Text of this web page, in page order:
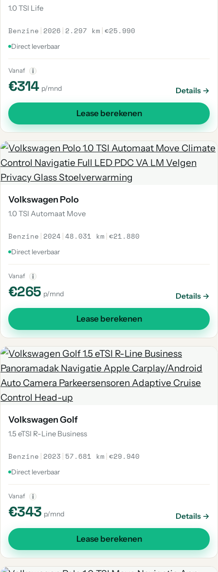
1.0 TSI Life
Benzine | 2026 | 2.297 km |€25.990
Direct leverbaar
Vanaf i
€314 p/mnd Details →
Lease berekenen
Volkswagen Polo
1.0 TSI Automaat Move
Benzine | 2024 |48.031 km |€21.880
Direct leverbaar
Vanaf i
€265 p/mnd Details →
Lease berekenen
Volkswagen Golf
1.5 eTSI R-Line Business
Benzine | 2023 | 57.681 km |€29.940
Direct leverbaar
Vanaf i
€343 p/mnd Details →
Lease berekenen